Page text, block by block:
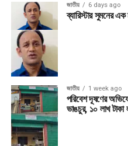
জাতীয় 6 days ago
ব্যারিস্টার সুমনের
জাতীয় 1 week ago
পরিবেশ দূষণের
ভাঙচুর, ১০ লাখ